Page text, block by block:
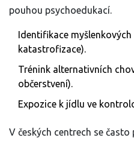
pouhou psychoedukací.
Identifikace
katastrofizace).
Trénink alternativních
občerstvení).
Expozice k jídlu ve
V českých centrech se